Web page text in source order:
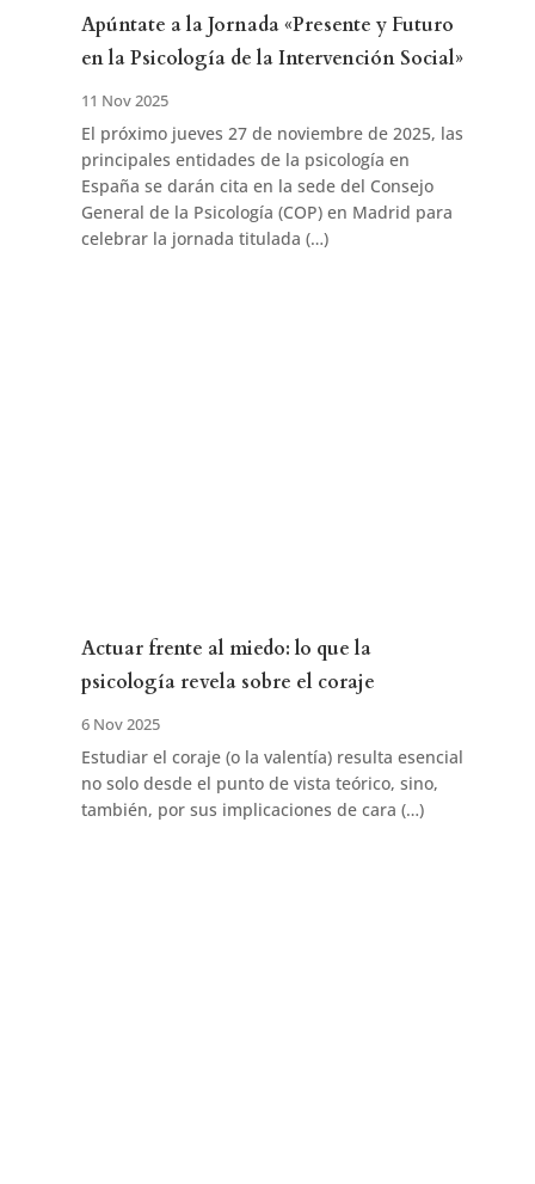
Apúntate a la Jornada «Presente y Futuro
en la Psicología de la Intervención Social»
11 Nov 2025
El próximo jueves 27 de noviembre de 2025, las
principales entidades de la psicología en
España se darán cita en la sede del Consejo
General de la Psicología (COP) en Madrid para
celebrar la jornada titulada (…)
Actuar frente al miedo: lo que la
psicología revela sobre el coraje
6 Nov 2025
Estudiar el coraje (o la valentía) resulta esencial
no solo desde el punto de vista teórico, sino,
también, por sus implicaciones de cara (…)